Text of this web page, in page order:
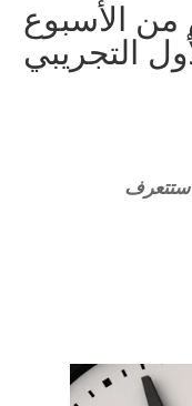
الأسبوع
التجريبي